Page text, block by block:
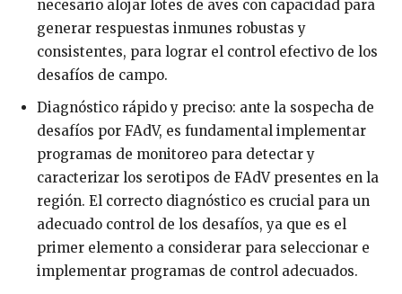
necesario alojar lotes de aves con capacidad para
generar respuestas inmunes robustas y
consistentes, para lograr el control efectivo de los
desafíos de campo.
Diagnóstico rápido y preciso: ante la sospecha de
desafíos por FAdV, es fundamental implementar
programas de monitoreo para detectar y
caracterizar los serotipos de FAdV presentes en la
región. El correcto diagnóstico es crucial para un
adecuado control de los desafíos, ya que es el
primer elemento a considerar para seleccionar e
implementar programas de control adecuados.